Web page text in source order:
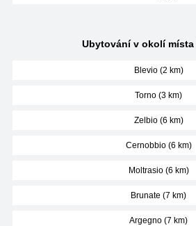
Ubytování v okolí
Blevio (2 km)
Torno (3 km)
Zelbio (6 km)
Cernobbio (6 km)
Moltrasio (6 km)
Brunate (7 km)
Argegno (7 km)